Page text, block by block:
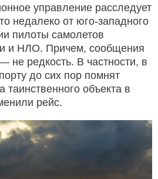
управление расследует
недалеко от юго-западного
пилоты самолетов
и НЛО. Причем, сообщения
не редкость. В частности, в
до сих пор помнят
таинственного объекта в
рейс.